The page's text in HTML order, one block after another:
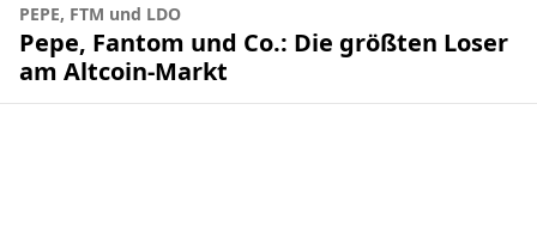
PEPE, FTM und LDO
Pepe, Fantom und Co.: Die größten Loser
am Altcoin-Markt